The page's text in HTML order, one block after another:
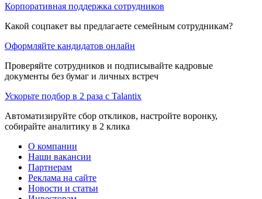
Корпоративная поддержка сотрудников
Какой соцпакет вы предлагаете семейным сотрудникам?
Оформляйте кандидатов онлайн
Проверяйте сотрудников и подписывайте кадровые
документы без бумаг и личных встреч
Ускорьте подбор в 2 раза с Talantix
Автоматизируйте сбор откликов, настройте воронку,
собирайте аналитику в 2 клика
О компании
Наши вакансии
Партнерам
Реклама на сайте
Новости и статьи